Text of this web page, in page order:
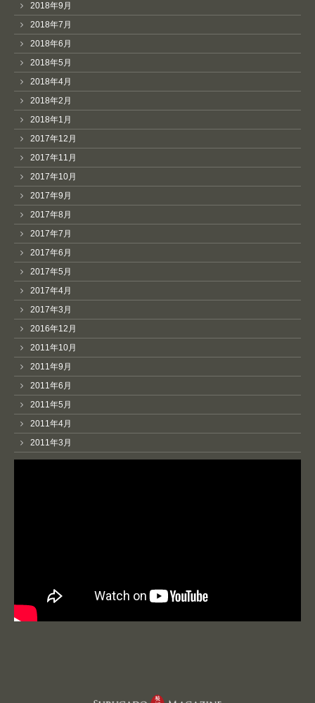
2018年9月
2018年7月
2018年6月
2018年5月
2018年4月
2018年2月
2018年1月
2017年12月
2017年11月
2017年10月
2017年9月
2017年8月
2017年7月
2017年6月
2017年5月
2017年4月
2017年3月
2016年12月
2011年10月
2011年9月
2011年6月
2011年5月
2011年4月
2011年3月